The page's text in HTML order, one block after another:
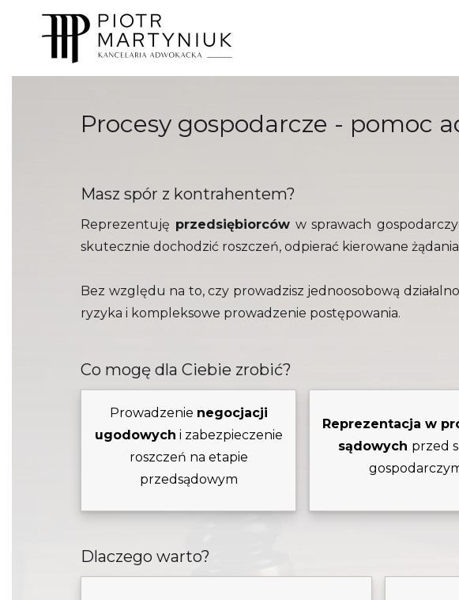
Procesy gospodarcze - pomoc
Masz spór z kontrahentem?
Reprezentuję przedsiębiorcóww sprawach
skutecznie dochodzić roszczeń, odpierać kierowane
Bez względu na to, czy prowadzisz jednoosobową
ryzyka i kompleksowe prowadzenie postępowania.
Co mogę dla Ciebie zrobić?
Prowadzenie negocjacji
ugodowych i zabezpieczenie
roszczeń na etapie
przedsądowym
Reprezentacja w
sądowych przed
Dlaczego warto?